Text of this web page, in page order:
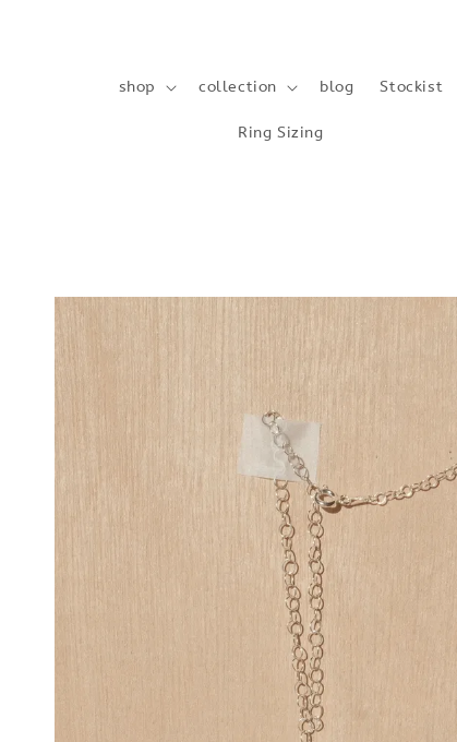
shop collection blog Stockist
Ring Sizing